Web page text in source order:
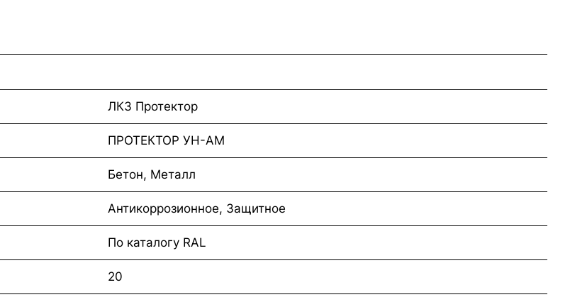
ЛКЗ Протектор
ПРОТЕКТОР УН-АМ
Бетон, Металл
Антикоррозионное, Защитное
По каталогу RAL
20